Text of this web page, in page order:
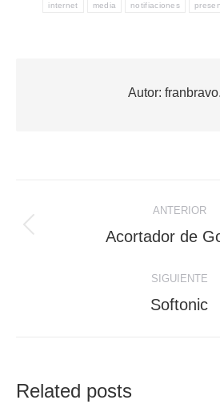
internet media notifiaciones
Autor:
entre
publicaciones
ANTERIOR
Acortador de
SIGUIENTE
Softonic
Related posts